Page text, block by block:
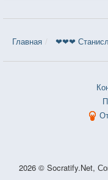
Главная ❤❤❤
2026 © Socratify.Net,